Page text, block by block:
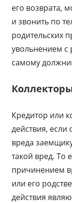
его возврата,
и звонить по
родительских
увольнением с
самому
Кредитор или
действия,
вреда
такой вред. То
причинением
или его
действия